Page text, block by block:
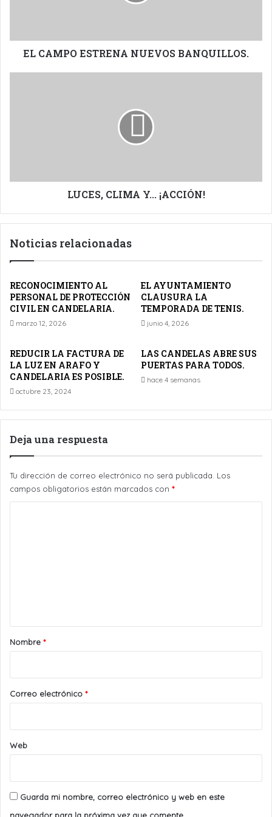
EL CAMPO ESTRENA NUEVOS BANQUILLOS.
LUCES, CLIMA Y... ¡ACCIÓN!
Noticias relacionadas
RECONOCIMIENTO AL
PERSONAL DE PROTECCIÓN
CIVIL EN CANDELARIA.
marzo 12, 2026
EL AYUNTAMIENTO
CLAUSURA LA
TEMPORADA DE TENIS.
junio 4, 2026
REDUCIR LA FACTURA DE
LA LUZ EN ARAFO Y
CANDELARIA ES POSIBLE.
octubre 23, 2024
LAS CANDELAS ABRE SUS
PUERTAS PARA TODOS.
hace 4 semanas
Deja una respuesta
Tu dirección de correo electrónico no será publicada. Los
campos obligatorios están marcados con *
r
*
Nombre *
Correo electrónico *
Web
Guarda mi nombre, correo electrónico y web en este